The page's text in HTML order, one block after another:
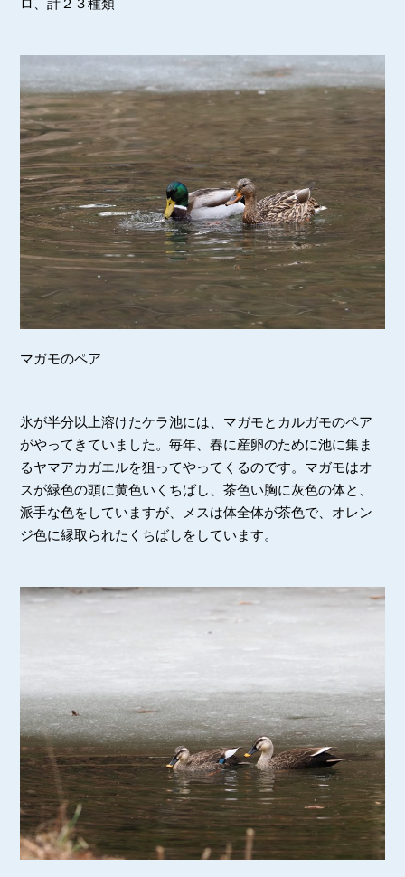
ロ、計２３種類
マガモのペア
氷が半分以上溶けたケラ池には、マガモとカルガモのペア
がやってきていました。毎年、春に産卵のために池に集ま
るヤマアカガエルを狙ってやってくるのです。マガモはオ
スが緑色の頭に黄色いくちばし、茶色い胸に灰色の体と、
派手な色をしていますが、メスは体全体が茶色で、オレン
ジ色に縁取られたくちばしをしています。